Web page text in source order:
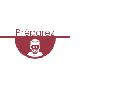
Préparez